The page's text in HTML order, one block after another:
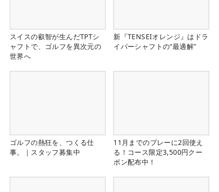
スイスの叡智が生んだTPTシ
ャフトで、ゴルフを異次元の
世界へ
新『TENSEIオレンジ』はドラ
イバーシャフトの“最適解”
ゴルフの熱狂を、つくる仕
事。｜スタッフ募集中
11月までのプレーに2回使え
る！コース限定3,500円クー
ポン配布中！